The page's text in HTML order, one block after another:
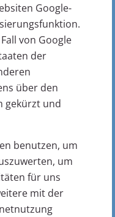
Google-
von Google
der
über den
gekürzt und
benutzen, um
um
für uns
mit der